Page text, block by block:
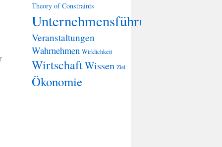
Theory of Constraints
Unternehmensführung
Veranstaltungen
Wahrnehmen Wirklichkeit
WirtschaftWissen Ziel
Ökonomie